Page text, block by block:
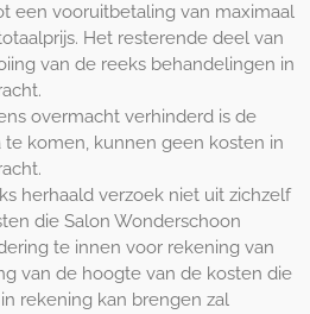
een vooruitbetaling van maximaal
Het resterende deel van
van de reeks behandelingen in
overmacht verhinderd is de
te komen, kunnen geen kosten in
herhaald verzoek niet uit zichzelf
die Salon Wonderschoon
te innen voor rekening van
van de hoogte van de kosten die
rekening kan brengen zal